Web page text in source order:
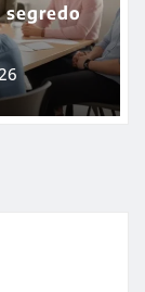
segredo